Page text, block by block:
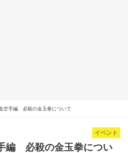
空手編 必殺の金玉拳について
イベント
編 必殺の金玉拳につい